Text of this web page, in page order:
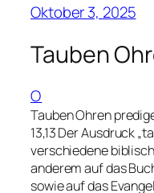
Oktober 3, 2025
Tauben
O
Tauben Ohren
13,13 Der Ausdruck
verschiedene
anderem auf das
sowie auf das